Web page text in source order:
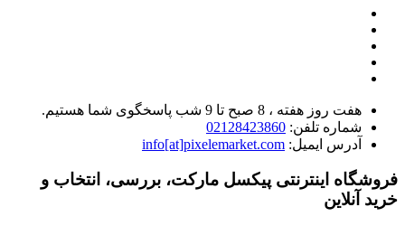
هفت روز هفته ، 8 صبح تا 9 شب پاسخگوی شما هستیم.
شماره تلفن: 02128423860
آدرس ایمیل: info[at]pixelemarket.com
فروشگاه اینترنتی پیکسل مارکت، بررسی، انتخاب و
خرید آنلاین